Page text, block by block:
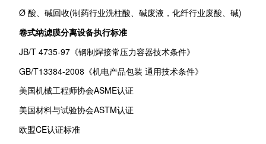
Ø 酸、碱回收(制药行业洗柱酸、碱废液，化纤行业废酸、碱)
卷式纳滤膜分离设备执行标准
JB/T 4735-97《钢制焊接常压力容器技术条件》
GB/T13384-2008《机电产品包装 通用技术条件》
美国机械工程师协会ASME认证
美国材料与试验协会ASTM认证
欧盟CE认证标准